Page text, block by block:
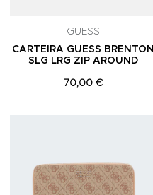
GUESS
CARTEIRA GUESS BRENTON
SLG LRG ZIP AROUND
70,00 €